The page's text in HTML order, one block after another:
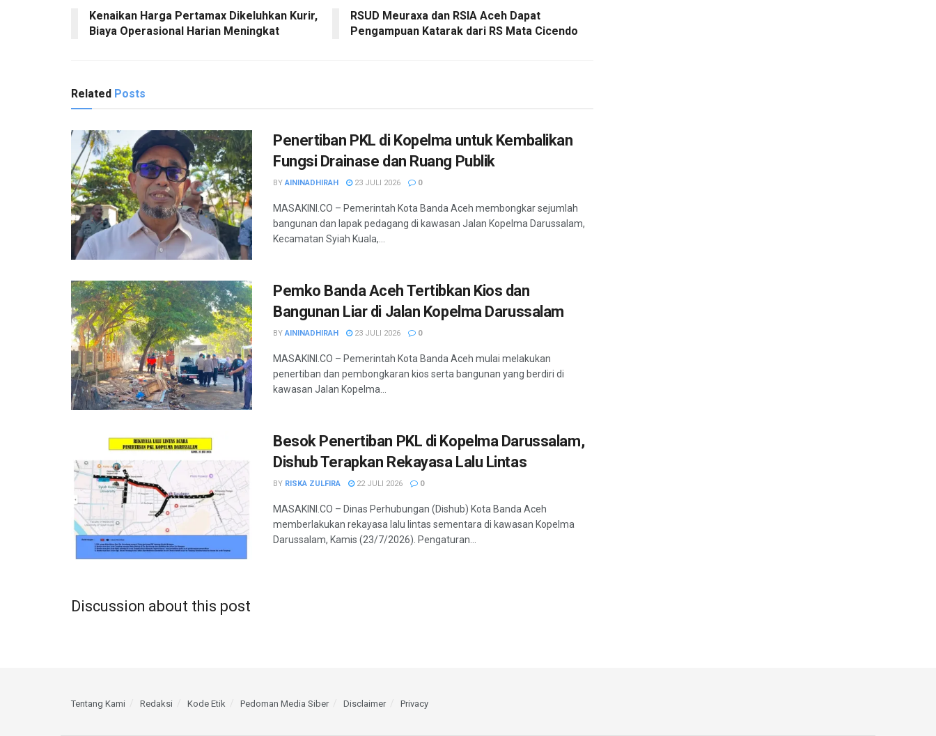
Kenaikan Harga Pertamax Dikeluhkan Kurir,
Biaya Operasional Harian Meningkat
RSUD Meuraxa dan RSIA Aceh Dapat
Pengampuan Katarak dari RS Mata Cicendo
Related Posts
Penertiban PKL di Kopelma untuk Kembalikan
Fungsi Drainase dan Ruang Publik
BY AININADHIRAH 23 JULI 2026 0
MASAKINI.CO – Pemerintah Kota Banda Aceh membongkar sejumlah
bangunan dan lapak pedagang di kawasan Jalan Kopelma Darussalam,
Kecamatan Syiah Kuala,...
Pemko Banda Aceh Tertibkan Kios dan
Bangunan Liar di Jalan Kopelma Darussalam
BY AININADHIRAH 23 JULI 2026 0
MASAKINI.CO – Pemerintah Kota Banda Aceh mulai melakukan
penertiban dan pembongkaran kios serta bangunan yang berdiri di
kawasan Jalan Kopelma...
Besok Penertiban PKL di Kopelma Darussalam,
Dishub Terapkan Rekayasa Lalu Lintas
BY RISKA ZULFIRA 22 JULI 2026 0
MASAKINI.CO – Dinas Perhubungan (Dishub) Kota Banda Aceh
memberlakukan rekayasa lalu lintas sementara di kawasan Kopelma
Darussalam, Kamis (23/7/2026). Pengaturan...
Discussion about this post
Tentang Kami Redaksi Kode Etik Pedoman Media Siber Disclaimer Privacy